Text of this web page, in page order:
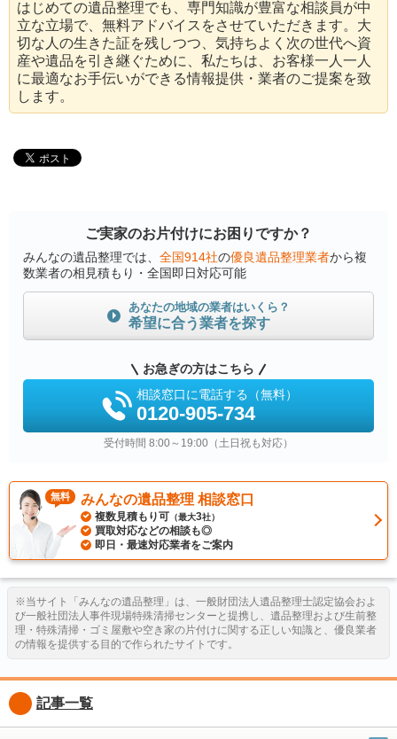
はじめての遺品整理でも、専門知識が豊富な相談員が中
立な立場で、無料アドバイスをさせていただきます。大
切な人の生きた証を残しつつ、気持ちよく次の世代へ資
産や遺品を引き継ぐために、私たちは、お客様一人一人
に最適なお手伝いができる情報提供・業者のご提案を致
します。
ご実家のお片付けにお困りですか？
みんなの遺品整理では、 全国914社の優良遺品整理業者から複
数業者の相見積もり・全国即日対応可能
あなたの地域の業者はいくら？
希望に合う業者を探す
お急ぎの方はこちら
相談窓口に電話する（無料）
0120-905-734
受付時間 8:00～19:00（土日祝も対応）
無料 みんなの遺品整理 相談窓口
複数見積もり可 （最大3社）
買取対応などの相談も◎
即日・最速対応業者をご案内
※当サイト「みんなの遺品整理」は、一般財団法人遺品整理士認定協会およ
び一般社団法人事件現場特殊清掃センターと提携し、遺品整理および生前整
理・特殊清掃・ゴミ屋敷や空き家の片付けに関する正しい知識と、優良業者
の情報を提供する目的で作られたサイトです。
記事一覧